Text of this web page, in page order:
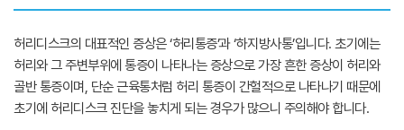
허리디스크의 대표적인 증상은 ‘허리통증’과 ‘하지방사통’입니다. 초기에는
허리와 그 주변부위에 통증이 나타나는 증상으로 가장 흔한 증상이 허리와
골반 통증이며, 단순 근육통처럼 허리 통증이 간헐적으로 나타나기 때문에
초기에 허리디스크 진단을 놓치게 되는 경우가 많으니 주의해야 합니다.